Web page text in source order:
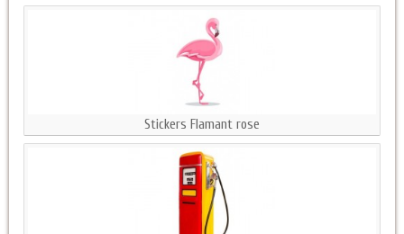
Stickers Flamant rose